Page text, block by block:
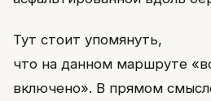
Тут стоит упомянуть,
что на данном маршруте
включено». В прямом